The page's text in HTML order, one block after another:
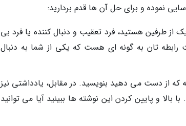
نموده و برای حل آن ها قدم بردارید:
از طرفین هستید، فرد تعقیب و دنبال کننده یا فرد بی
رابطه تان به گونه ای هست که یکی از شما به دنبال
از دست می دهید بنویسید. در مقابل، یادداشتی نیز
و پایین کردن این نوشته ها ببینید آیا می توانید